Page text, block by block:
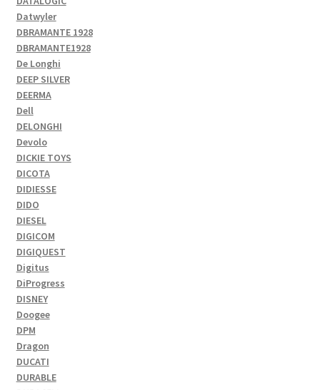
Datwyler
DBRAMANTE 1928
DBRAMANTE1928
De Longhi
DEEP SILVER
DEERMA
Dell
DELONGHI
Devolo
DICKIE TOYS
DICOTA
DIDIESSE
DIDO
DIESEL
DIGICOM
DIGIQUEST
Digitus
DiProgress
DISNEY
Doogee
DPM
Dragon
DUCATI
DURABLE